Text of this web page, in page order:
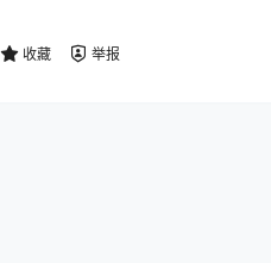
收藏 举报